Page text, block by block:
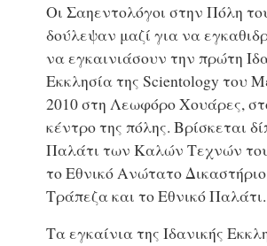
Οι Σαηεντολόγοι στην Πόλη
δούλεψαν μαζί για να
να εγκαινιάσουν την πρώτη
Εκκλησία της Scientology του
2010 στη Λεωφόρο Χουάρες,
κέντρο της πόλης. Βρίσκεται
Παλάτι των Καλών Τεχνών
το Εθνικό Ανώτατο
Τράπεζα και το Εθνικό Παλάτι.
Τα εγκαίνια της Ιδανικής